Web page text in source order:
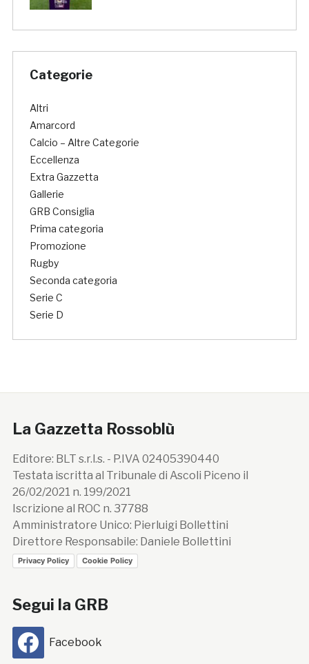
Categorie
Altri
Amarcord
Calcio – Altre Categorie
Eccellenza
Extra Gazzetta
Gallerie
GRB Consiglia
Prima categoria
Promozione
Rugby
Seconda categoria
Serie C
Serie D
La Gazzetta Rossoblù
Editore: BLT s.r.l.s. - P.IVA 02405390440
Testata iscritta al Tribunale di Ascoli Piceno il
26/02/2021 n. 199/2021
Iscrizione al ROC n. 37788
Amministratore Unico: Pierluigi Bollettini
Direttore Responsabile: Daniele Bollettini
Privacy Policy Cookie Policy
Segui la GRB
Facebook